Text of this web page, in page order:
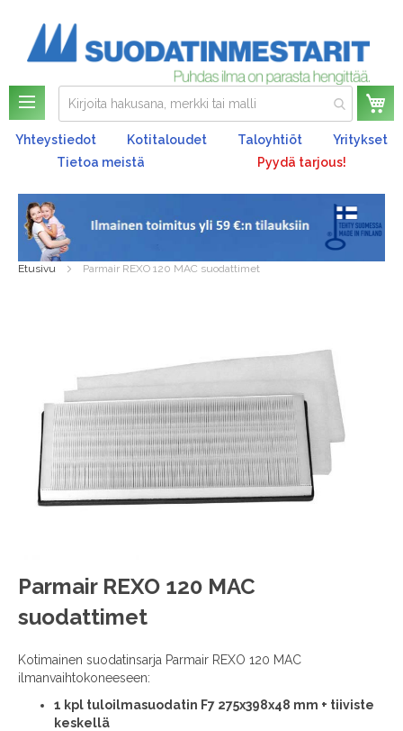
Yhteystiedot Kotitaloudet Taloyhtiöt
Yritykset
Tietoa meistä
Pyydä tarjous!
Etusivu Parmair REXO 120 MAC suodattimet
Parmair REXO 120 MAC
suodattimet
Kotimainen suodatinsarja Parmair REXO 120 MAC
ilmanvaihtokoneeseen:
1 kpl tuloilmasuodatin F7 275x398x48 mm + tiiviste
keskellä
images
gallery
Skip
to
the
of
the
gallery